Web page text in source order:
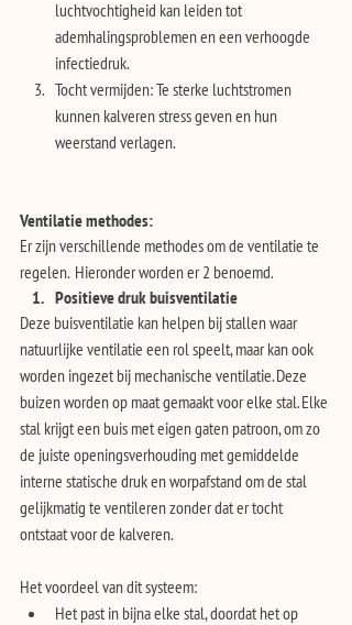
luchtvochtigheid kan leiden tot
ademhalingsproblemen en een verhoogde
infectiedruk.
Tocht vermijden: Te sterke luchtstromen
kunnen kalveren stress geven en hun
weerstand verlagen.
Ventilatie methodes:
Er zijn verschillende methodes om de ventilatie te
regelen.  Hieronder worden er 2 benoemd.
Positieve druk buisventilatie
Deze buisventilatie kan helpen bij stallen waar
natuurlijke ventilatie een rol speelt, maar kan ook
worden ingezet bij mechanische ventilatie. Deze
buizen worden op maat gemaakt voor elke stal. Elke
stal krijgt een buis met eigen gaten patroon, om zo
de juiste openingsverhouding met gemiddelde
interne statische druk en worpafstand om de stal
gelijkmatig te ventileren zonder dat er tocht
ontstaat voor de kalveren.
Het voordeel van dit systeem:
Het past in bijna elke stal, doordat het op